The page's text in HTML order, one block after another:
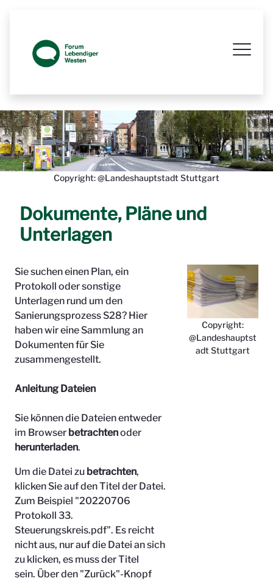
Copyright: @Landeshauptstadt Stuttgart
Dokumente, Pläne und
Unterlagen
Sie suchen einen Plan, ein
Protokoll oder sonstige
Unterlagen rund um den
Sanierungsprozess S28? Hier
haben wir eine Sammlung an
Dokumenten für Sie
zusammengestellt.
Anleitung Dateien
Sie können die Dateien entweder
im Browser betrachtenoder
herunterladen.
Um die Datei zu betrachten,
klicken Sie auf den Titel der Datei.
Zum Beispiel "20220706
Protokoll 33.
Steuerungskreis.pdf". Es reicht
nicht aus, nur auf die Datei an sich
zu klicken, es muss der Titel
sein. Über den "Zurück"-Knopf
Copyright:
@Landeshauptst
adt Stuttgart